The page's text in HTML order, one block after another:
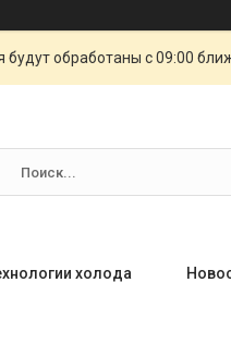
обработаны с 09:00
холода